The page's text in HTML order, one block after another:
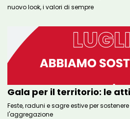
nuovo look, i valori di sempre
Gala per il territorio: le
Feste, raduni e sagre estive per
l'aggregazione